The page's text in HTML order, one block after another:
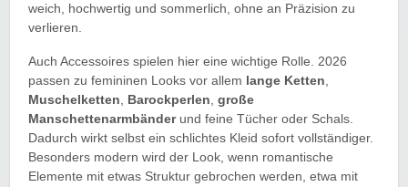
weich, hochwertig und sommerlich, ohne an Präzision zu
verlieren.
Auch Accessoires spielen hier eine wichtige Rolle. 2026
passen zu femininen Looks vor allem lange Ketten
Muschelketten
Barockperlen große
Manschettenarmbänderund feine Tücher oder Schals.
Dadurch wirkt selbst ein schlichtes Kleid sofort vollständiger.
Besonders modern wird der Look, wenn romantische
Elemente mit etwas Struktur gebrochen werden, etwa mit